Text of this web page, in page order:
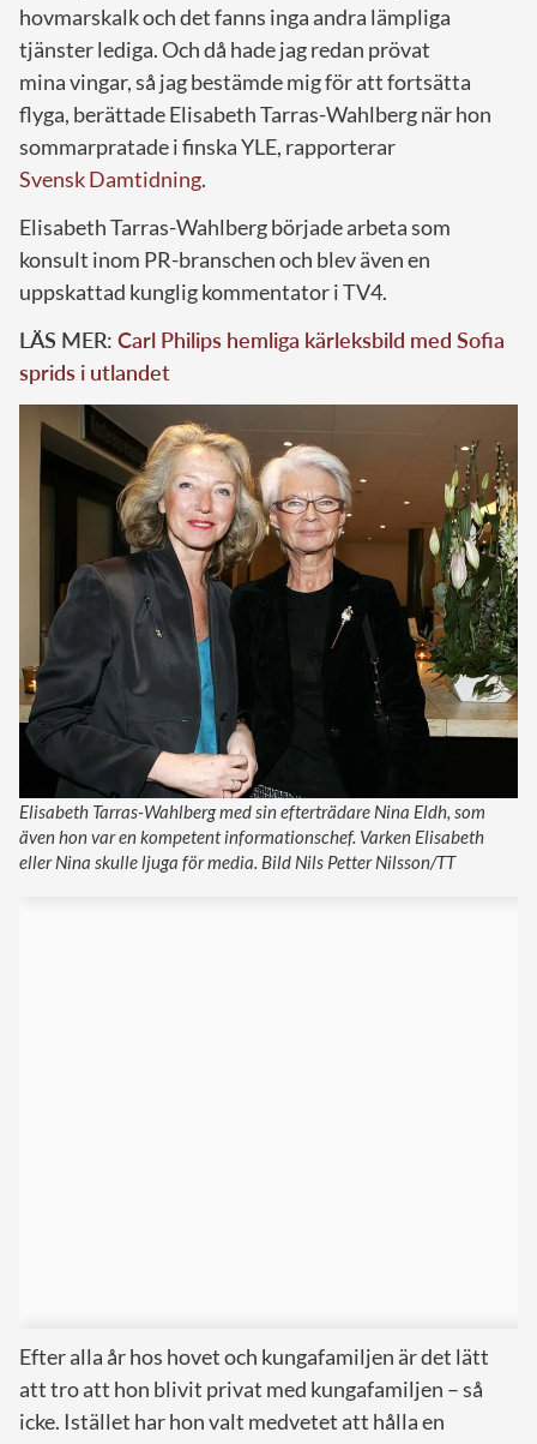
hovmarskalk och det fanns inga andra lämpliga
tjänster lediga. Och då hade jag redan prövat
mina vingar, så jag bestämde mig för att fortsätta
flyga, berättade Elisabeth Tarras-Wahlberg när hon
sommarpratade i finska YLE, rapporterar
Svensk Damtidning.
Elisabeth Tarras-Wahlberg började arbeta som
konsult inom PR-branschen och blev även en
uppskattad kunglig kommentator i TV4.
LÄS MER: Carl Philips hemliga kärleksbild med Sofia
sprids i utlandet
Elisabeth Tarras-Wahlberg med sin efterträdare Nina Eldh, som
även hon var en kompetent informationschef. Varken Elisabeth
eller Nina skulle ljuga för media. Bild Nils Petter Nilsson/TT
Efter alla år hos hovet och kungafamiljen är det lätt
att tro att hon blivit privat med kungafamiljen – så
icke. Istället har hon valt medvetet att hålla en